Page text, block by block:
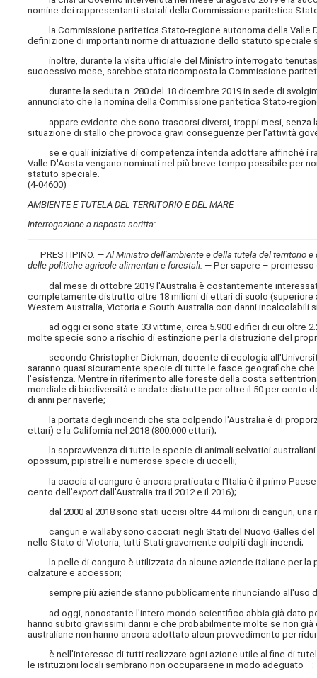
nomine dei rappresentanti statali della Commissione paritetica
la Commissione paritetica Stato-regione autonoma della Valle
definizione di importanti norme di attuazione dello statuto speciale
inoltre, durante la visita ufficiale del Ministro interrogato tenutasi
successivo mese, sarebbe stata ricomposta la Commissione
durante la seduta n. 280 del 18 dicembre 2019 in sede di
annunciato che la nomina della Commissione paritetica Stato-
appare evidente che sono trascorsi diversi, troppi mesi, senza
situazione di stallo che provoca gravi conseguenze per l'attività
se e quali iniziative di competenza intenda adottare affinché i
Valle D'Aosta vengano nominati nel più breve tempo possibile per
statuto speciale.
(4-04600)
AMBIENTE E TUTELA DEL TERRITORIO E DEL MARE
Interrogazione a risposta scritta:
PRESTIPINO. —Al Ministro dell'ambiente e della tutela del territorio
delle politiche agricole alimentari e forestali. — Per sapere – premesso
dal mese di ottobre 2019 l'Australia è costantemente
completamente distrutto oltre 18 milioni di ettari di suolo (superiore
Western Australia, Victoria e South Australia con danni incalcolabili
ad oggi ci sono state 33 vittime, circa 5.900 edifici di cui oltre
molte specie sono a rischio di estinzione per la distruzione del
secondo Christopher Dickman, docente di ecologia
saranno quasi sicuramente specie di tutte le fasce geografiche
l'esistenza. Mentre in riferimento alle foreste della costa
mondiale di biodiversità e andate distrutte per oltre il 50 per cento
di anni per riaverle;
la portata degli incendi che sta colpendo l'Australia è di
ettari) e la California nel 2018 (800.000 ettari);
la sopravvivenza di tutte le specie di animali selvatici australiani
opossum, pipistrelli e numerose specie di uccelli;
la caccia al canguro è ancora praticata e l'Italia è il primo Paese
cento dell’exportdall'Australia tra il 2012 e il 2016);
dal 2000 al 2018 sono stati uccisi oltre 44 milioni di canguri, una
canguri e wallaby sono cacciati negli Stati del Nuovo Galles del
nello Stato di Victoria, tutti Stati gravemente colpiti dagli incendi;
la pelle di canguro è utilizzata da alcune aziende italiane per la
calzature e accessori;
sempre più aziende stanno pubblicamente rinunciando all'uso
ad oggi, nonostante l'intero mondo scientifico abbia già dato
hanno subito gravissimi danni e che probabilmente molte se non
australiane non hanno ancora adottato alcun provvedimento per
è nell'interesse di tutti realizzare ogni azione utile al fine di
le istituzioni locali sembrano non occuparsene in modo adeguato –: